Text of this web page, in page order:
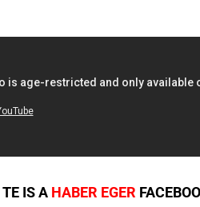
IS A HABER EGER